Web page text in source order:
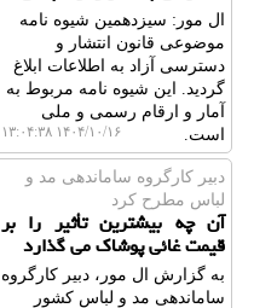
ال مور: سیزدهمین شیوه نامه
موضوعی قانون انتشار و
دسترسی آزاد به اطلاعات ابلاغ
گردید. این شیوه نامه مربوط به
آمار و ارقام رسمی و ملی
است.
۱۴۰۴/۱۰/۱۶ ۱۳:۰۴:۳۸
دبیر كارگروه ساماندهی مد و
لباس مطرح كرد
آن چه بیشترین تأثیر را بر
قیمت غائی پوشاک می گذارد
به گزارش ال مور، دبیر کارگروه
ساماندهی مد و لباس کشور